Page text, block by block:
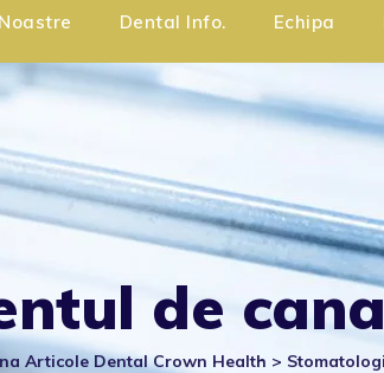
Dental Info. Echipa
de
Articole Dental Crown Health >